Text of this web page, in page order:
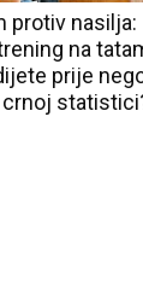
protiv nasilja:
na
prije
crnoj